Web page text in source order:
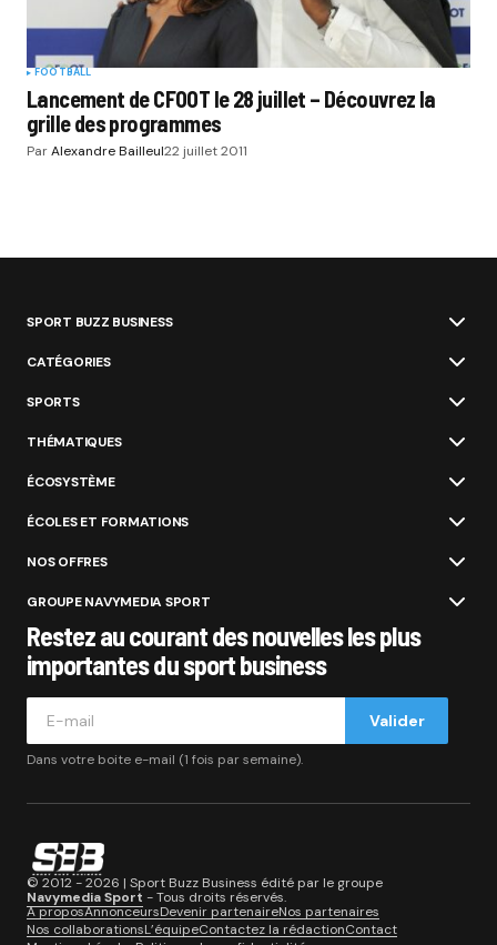
FOOTBALL
Lancement de CFOOT le 28 juillet – Découvrez la
grille des programmes
ParAlexandre Bailleul22 juillet 2011
SPORT BUZZ BUSINESS
CATÉGORIES
SPORTS
THÉMATIQUES
ÉCOSYSTÈME
ÉCOLES ET FORMATIONS
NOS OFFRES
GROUPE NAVYMEDIA SPORT
Restez au courant des nouvelles les plus
importantes du sport business
Valider
Dans votre boite e-mail (1 fois par semaine).
© 2012 - 2026 | Sport Buzz Business édité par le groupe
Navymedia Sport - Tous droits réservés.
A proposAnnonceursDevenir partenaireNos partenaires
Nos collaborationsL’équipeContactez la rédactionContact